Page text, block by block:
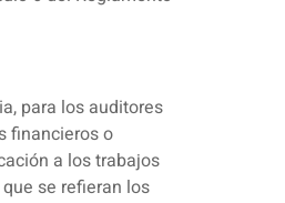
para los auditores
financieros o
a los trabajos
se refieran los